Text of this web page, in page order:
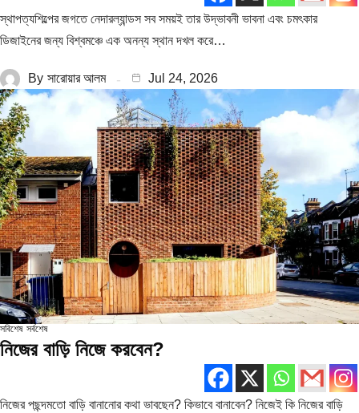
স্থাপত্যশিল্পের জগতে নেদারল্যান্ডস সব সময়ই তার উদ্ভাবনী ভাবনা এবং চমৎকার
ডিজাইনের জন্য বিশ্বমঞ্চে এক অনন্য স্থান দখল করে…
By সারোয়ার আলম Jul 24, 2026
সবিশেষ সর্বশেষ
নিজের বাড়ি নিজে করবেন?
নিজের পছন্দমতো বাড়ি বানানোর কথা ভাবছেন? কিভাবে বানাবেন? নিজেই কি নিজের বাড়ি